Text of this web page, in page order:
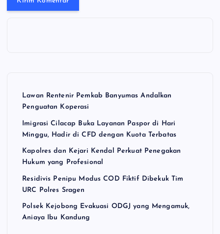
Lawan Rentenir Pemkab Banyumas Andalkan
Penguatan Koperasi
Imigrasi Cilacap Buka Layanan Paspor di Hari
Minggu, Hadir di CFD dengan Kuota Terbatas
Kapolres dan Kejari Kendal Perkuat Penegakan
Hukum yang Profesional
Residivis Penipu Modus COD Fiktif Dibekuk Tim
URC Polres Sragen
Polsek Kejobong Evakuasi ODGJ yang Mengamuk,
Aniaya Ibu Kandung